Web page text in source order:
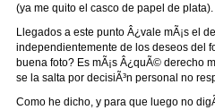
(ya me quito el casco de papel de plata).
Llegados a este punto Â¿vale mÃ¡s el
independientemente de los deseos del
buena foto? Es mÃ¡s Â¿quÃ© derecho
se la salta por decisiÃ³n personal no
Como he dicho, y para que luego no